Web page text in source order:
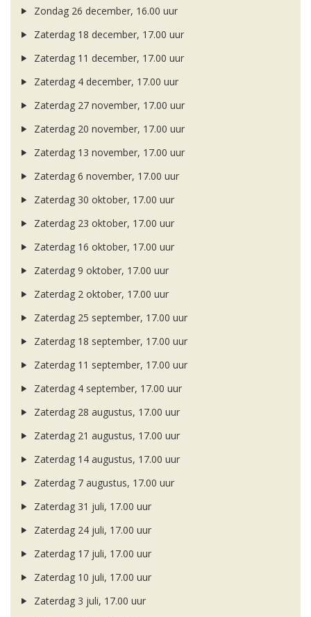
Zondag 26 december, 16.00 uur
Zaterdag 18 december, 17.00 uur
Zaterdag 11 december, 17.00 uur
Zaterdag 4 december, 17.00 uur
Zaterdag 27 november, 17.00 uur
Zaterdag 20 november, 17.00 uur
Zaterdag 13 november, 17.00 uur
Zaterdag 6 november, 17.00 uur
Zaterdag 30 oktober, 17.00 uur
Zaterdag 23 oktober, 17.00 uur
Zaterdag 16 oktober, 17.00 uur
Zaterdag 9 oktober, 17.00 uur
Zaterdag 2 oktober, 17.00 uur
Zaterdag 25 september, 17.00 uur
Zaterdag 18 september, 17.00 uur
Zaterdag 11 september, 17.00 uur
Zaterdag 4 september, 17.00 uur
Zaterdag 28 augustus, 17.00 uur
Zaterdag 21 augustus, 17.00 uur
Zaterdag 14 augustus, 17.00 uur
Zaterdag 7 augustus, 17.00 uur
Zaterdag 31 juli, 17.00 uur
Zaterdag 24 juli, 17.00 uur
Zaterdag 17 juli, 17.00 uur
Zaterdag 10 juli, 17.00 uur
Zaterdag 3 juli, 17.00 uur